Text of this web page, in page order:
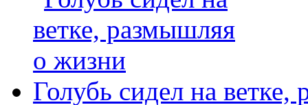
Голубь сидел на